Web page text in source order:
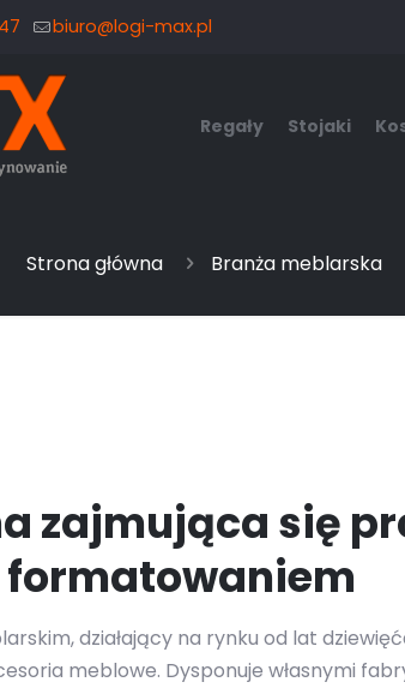
biuro@logi-max.pl
Regały Stojaki
Strona główna Branża meblarska
zajmująca się
działający na rynku od lat
meblowe. Dysponuje własnymi